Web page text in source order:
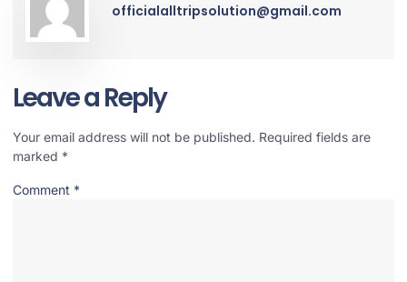
officialalltripsolution@gmail.com
Leave a Reply
Your email address will not be published. Required fields are
marked *
Comment *